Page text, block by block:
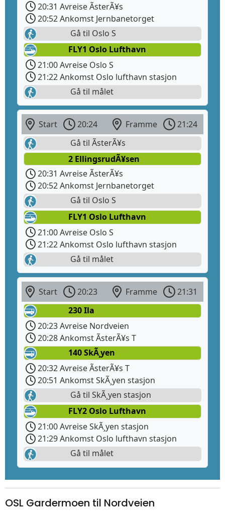
20:31 Avreise ÃsterÃ¥s
20:52 Ankomst Jernbanetorget
Gå til Oslo S
FLY1 Oslo Lufthavn
21:00 Avreise Oslo S
21:22 Ankomst Oslo lufthavn stasjon
Gå til målet
Start 20:24 Framme
21:24
Gå til ÃsterÃ¥s
2 EllingsrudÃ¥sen
20:31 Avreise ÃsterÃ¥s
20:52 Ankomst Jernbanetorget
Gå til Oslo S
FLY1 Oslo Lufthavn
21:00 Avreise Oslo S
21:22 Ankomst Oslo lufthavn stasjon
Gå til målet
Start 20:23 Framme
21:31
230 Ila
20:23 Avreise Nordveien
20:28 Ankomst ÃsterÃ¥s T
140 SkÃ¸yen
20:32 Avreise ÃsterÃ¥s T
20:51 Ankomst SkÃ¸yen stasjon
Gå til SkÃ¸yen stasjon
FLY2 Oslo Lufthavn
21:00 Avreise SkÃ¸yen stasjon
21:29 Ankomst Oslo lufthavn stasjon
Gå til målet
OSL Gardermoen til Nordveien